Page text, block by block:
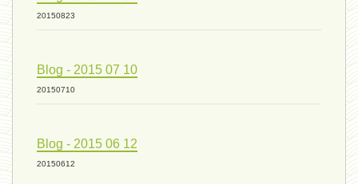
humain 06 - 6 août 2024
20150823
Blog - 2015 07 10
20150710
Blog - 2015 06 12
20150612